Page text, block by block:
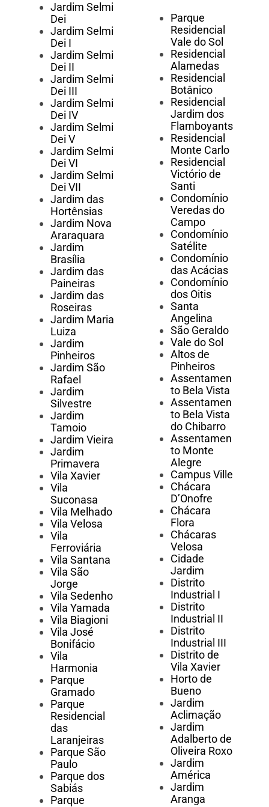
Jardim Selmi
Dei
Jardim Selmi
Dei I
Jardim Selmi
Dei II
Jardim Selmi
Dei III
Jardim Selmi
Dei IV
Jardim Selmi
Dei V
Jardim Selmi
Dei VI
Jardim Selmi
Dei VII
Jardim das
Hortênsias
Jardim Nova
Araraquara
Jardim
Brasília
Jardim das
Paineiras
Jardim das
Roseiras
Jardim Maria
Luiza
Jardim
Pinheiros
Jardim São
Rafael
Jardim
Silvestre
Jardim
Tamoio
Jardim Vieira
Jardim
Primavera
Vila Xavier
Vila
Suconasa
Vila Melhado
Vila Velosa
Vila
Ferroviária
Vila Santana
Vila São
Jorge
Vila Sedenho
Vila Yamada
Vila Biagioni
Vila José
Bonifácio
Vila
Harmonia
Parque
Gramado
Parque
Residencial
das
Laranjeiras
Parque São
Paulo
Parque dos
Sabiás
Parque
Parque
Residencial
Vale do Sol
Residencial
Alamedas
Residencial
Botânico
Residencial
Jardim dos
Flamboyants
Residencial
Monte Carlo
Residencial
Victório de
Santi
Condomínio
Veredas do
Campo
Condomínio
Satélite
Condomínio
das Acácias
Condomínio
dos Oitis
Santa
Angelina
São Geraldo
Vale do Sol
Altos de
Pinheiros
Assentamen
to Bela Vista
Assentamen
to Bela Vista
do Chibarro
Assentamen
to Monte
Alegre
Campus Ville
Chácara
D’Onofre
Chácara
Flora
Chácaras
Velosa
Cidade
Jardim
Distrito
Industrial I
Distrito
Industrial II
Distrito
Industrial III
Distrito de
Vila Xavier
Horto de
Bueno
Jardim
Aclimação
Jardim
Adalberto de
Oliveira Roxo
Jardim
América
Jardim
Aranga